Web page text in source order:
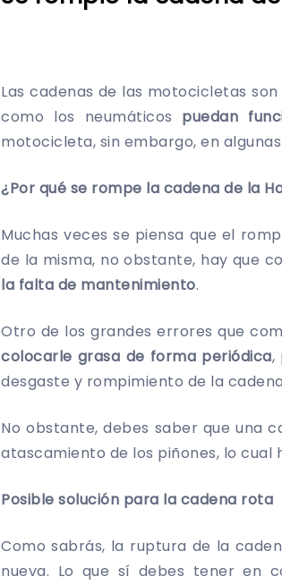
Las cadenas de las motocicletas
como los neumáticos puedan
motocicleta, sin embargo, en
¿Por qué se rompe la cadena de la
Muchas veces se piensa que el
de la misma, no obstante, hay que
la falta de mantenimiento.
Otro de los grandes errores que
colocarle grasa de forma periódica,
desgaste y rompimiento de la
No obstante, debes saber que una
atascamiento de los piñones, lo
Posible solución para la cadena rota
Como sabrás, la ruptura de la
nueva. Lo que sí debes tener en